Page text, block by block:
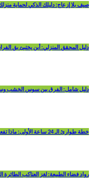
صيف بلا إزعاج: دليلك الذكي لحماية
دليل المحقق المنزلي: أين يختبئ بق
دليل شامل: الفرق بين سوس الخشب
خطة طوارئ الـ 24 ساعة الأولى: ماذا تفعلين فور اكتشاف البراغيث في بيتكِ؟
رواد فضاء الطبيعة: لغز العناكب الطائرة